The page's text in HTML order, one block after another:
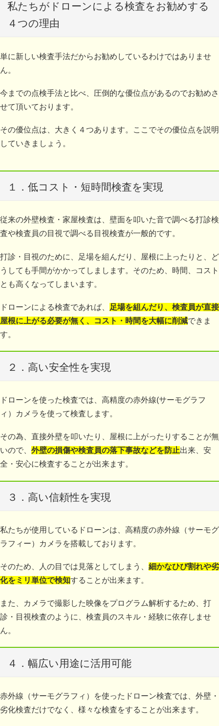
私たちがドローンによる検査をお勧めする
４つの理由
単に新しい検査手法だからお勧めしているわけではありませ
ん。
今までの点検手法と比べ、圧倒的な優位点があるのでお勧めさ
せて頂いております。
その優位点は、大きく４つあります。ここでその優位点を説明
していきましょう。
１．低コスト・短時間検査を実現
従来の外壁検査・家屋検査は、壁面を叩いた音で調べる打診検
査や検査員の目視で調べる目視検査が一般的です。
打診・目視のために、足場を組んだり、屋根に上ったりと、ど
うしても手間がかかってしまします。そのため、時間、コスト
とも高くなってしまいます。
ドローンによる検査であれば、
足場を組んだり、検査員が直接
屋根に上がる必要が無く、コスト・時間を大幅に削減できま
す。
２．高い安全性を実現
ド ローンを使った検査では、高精度の赤外線(サーモグラフ
ィ）カメラを使って検査します。
その為、直接外壁を叩いたり、屋根に上がったりすることが無
いので、 外壁の損傷や検査員の落下事故などを防止出来、安
全・安心に検査することが出来ます。
３．高い信頼性を実現
私たちが使用しているドローンは、高精度の赤外線（サーモグ
ラフィー）カメラを搭載しております。
そのため、人の目では見落としてしまう、 細かなひび割れや劣
化をミリ単位で検知することが出来ます。
また、カメラで撮影した映像をプログラム解析するため、打
診・目視検査のように、検査員のスキル・経験に依存しませ
ん。
４．幅広い用途に活用可能
赤外線（サーモグラフィ）を使ったドローン検査では、外壁・
劣化検査だけでなく、様々な検査をすることが出来ます。